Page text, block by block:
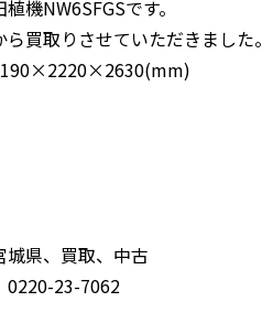
機NW6SFGSです。
買取りさせていただきました。
城県、買取、中古
23-7062